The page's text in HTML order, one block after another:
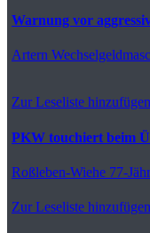
Warnung vor
Artern
Zur Leseliste hinzufügen
PKW touchiert beim
Roßleben-Wiehe 77-
Zur Leseliste hinzufügen